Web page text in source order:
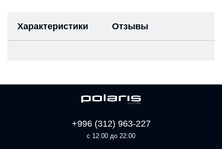
Характеристики Отзывы
+996 (312) 963-227
с 12:00 до 22:00